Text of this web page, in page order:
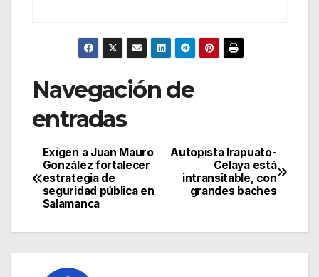
Navegación de
entradas
Autopista Irapuato-
Celaya está
intransitable, con
grandes baches
Exigen a Juan Mauro
González fortalecer
estrategia de
seguridad pública en
Salamanca